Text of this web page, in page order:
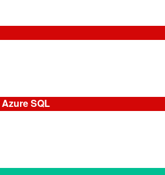
SQL